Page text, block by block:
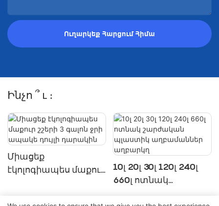
Ուղարկեք Հարցում Հիմա
Ինչո ՞ ւ ։
Միացեք
էկոլոգիապես մաքուր
10լ 20լ 30լ 120լ 240լ
660լ ոտնակ